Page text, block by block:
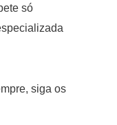
só
siga os